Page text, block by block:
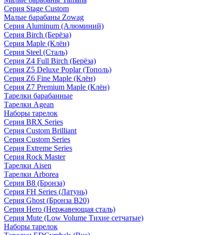
Серия Stage Custom
Малые барабаны Zowag
Серия Aluminum (Алюминий)
Серия Birch (Берёза)
Серия Maple (Клён)
Серия Steel (Сталь)
Серия Z4 Full Birch (Берёза)
Серия Z5 Deluxe Poplar (Тополь)
Серия Z6 Fine Maple (Клён)
Серия Z7 Premium Maple (Клён)
Тарелки барабанные
Тарелки Agean
Наборы тарелок
Серия BRX Series
Серия Custom Brilliant
Серия Custom Series
Серия Extreme Series
Серия Rock Master
Тарелки Aisen
Тарелки Arborea
Серия B8 (Бронза)
Серия FH Series (Латунь)
Серия Ghost (Бронза B20)
Серия Hero (Нержавеющая сталь)
Серия Mute (Low Volume Тихие сетчатые)
Наборы тарелок